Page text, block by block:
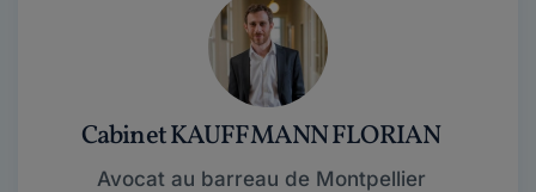
Cabinet KAUFFMANN FLORIAN
Avocat au barreau de Montpellier